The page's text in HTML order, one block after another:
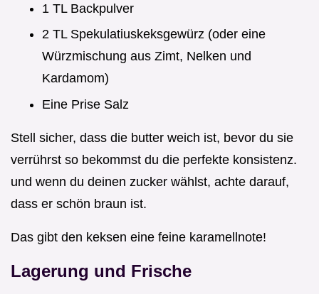
1 TL Backpulver
2 TL Spekulatiuskeksgewürz (oder eine
Würzmischung aus Zimt, Nelken und
Kardamom)
Eine Prise Salz
Stell sicher, dass die butter weich ist, bevor du sie
verrührst so bekommst du die perfekte konsistenz.
und wenn du deinen zucker wählst, achte darauf,
dass er schön braun ist.
Das gibt den keksen eine feine karamellnote!
Lagerung und Frische